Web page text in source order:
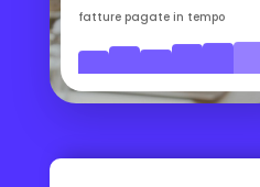
fatture pagate in tempo